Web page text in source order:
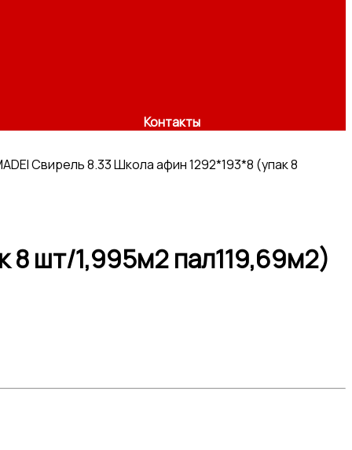
Контакты
Свирель 8.33 Школа афин 1292*193*8 (упак 8
8 шт/1,995м2 пал119,69м2)